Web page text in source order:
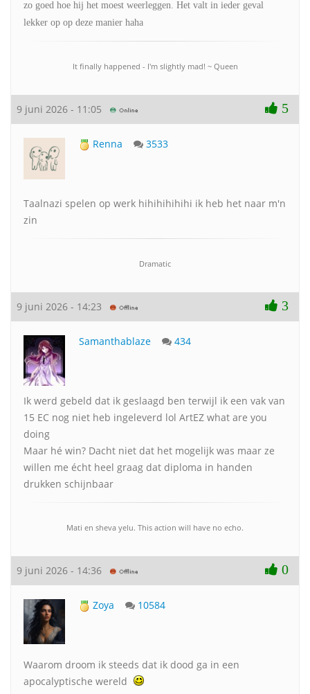
zo goed hoe hij het moest weerleggen. Het valt in ieder geval
lekker op op deze manier haha
It finally happened - I'm slightly mad! ~ Queen
9 juni 2026 - 11:05 5
Renna 3533
Taalnazi spelen op werk hihihihihihi ik heb het naar m'n
zin
Dramatic
9 juni 2026 - 14:23 3
Samanthablaze 434
Ik werd gebeld dat ik geslaagd ben terwijl ik een vak van
15 EC nog niet heb ingeleverd lol ArtEZ what are you
doing
Maar hé win? Dacht niet dat het mogelijk was maar ze
willen me écht heel graag dat diploma in handen
drukken schijnbaar
Mati en sheva yelu. This action will have no echo.
9 juni 2026 - 14:36 0
Zoya 10584
Waarom droom ik steeds dat ik dood ga in een
apocalyptische wereld